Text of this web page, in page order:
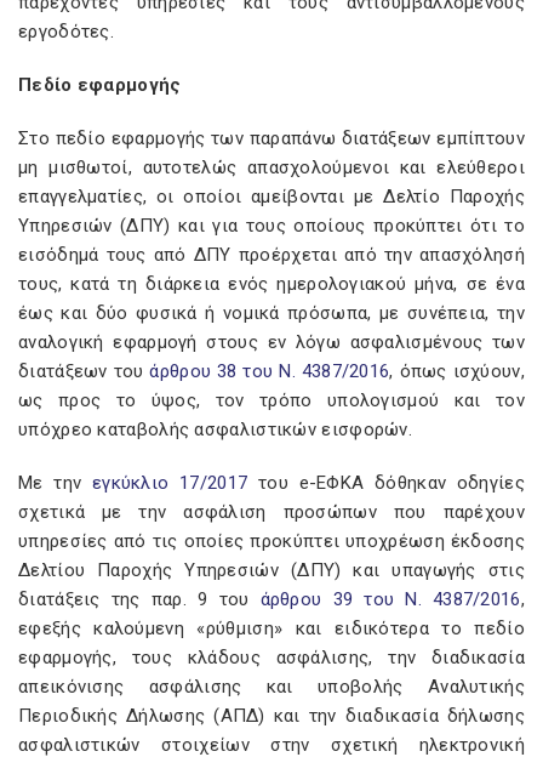
εργοδότες.
Πεδίο εφαρμογής
Στο πεδίο εφαρμογής των παραπάνω διατάξεων εμπίπτουν
μη μισθωτοί, αυτοτελώς απασχολούμενοι και ελεύθεροι
επαγγελματίες, οι οποίοι αμείβονται με Δελτίο Παροχής
Υπηρεσιών (ΔΠΥ) και για τους οποίους προκύπτει ότι το
εισόδημά τους από ΔΠΥ προέρχεται από την απασχόλησή
τους, κατά τη διάρκεια ενός ημερολογιακού μήνα, σε ένα
έως και δύο φυσικά ή νομικά πρόσωπα, με συνέπεια, την
αναλογική εφαρμογή στους εν λόγω ασφαλισμένους των
διατάξεων τουάρθρου 38 του Ν. 4387/2016, όπως ισχύουν,
ως προς το ύψος, τον τρόπο υπολογισμού και τον
υπόχρεο καταβολής ασφαλιστικών εισφορών.
Με την εγκύκλιο 17/2017 του e-ΕΦΚΑ δόθηκαν οδηγίες
σχετικά με την ασφάλιση προσώπων που παρέχουν
υπηρεσίες από τις οποίες προκύπτει υποχρέωση έκδοσης
Δελτίου Παροχής Υπηρεσιών (ΔΠΥ) και υπαγωγής στις
διατάξεις της παρ. 9 του άρθρου 39 του Ν. 4387/2016,
εφεξής καλούμενη «ρύθμιση» και ειδικότερα το πεδίο
εφαρμογής, τους κλάδους ασφάλισης, την διαδικασία
απεικόνισης ασφάλισης και υποβολής Αναλυτικής
Περιοδικής Δήλωσης (ΑΠΔ) και την διαδικασία δήλωσης
ασφαλιστικών στοιχείων στην σχετική ηλεκτρονική